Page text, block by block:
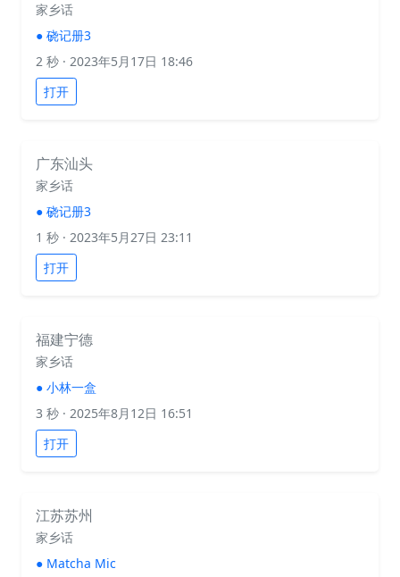
家乡话
● 硗记册3
2 秒 · 2023年5月17日 18:46
打开
广东汕头
家乡话
● 硗记册3
1 秒 · 2023年5月27日 23:11
打开
福建宁德
家乡话
● 小林一盒
3 秒 · 2025年8月12日 16:51
打开
江苏苏州
家乡话
● Matcha Mic